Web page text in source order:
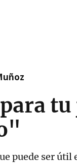
puede ser útil